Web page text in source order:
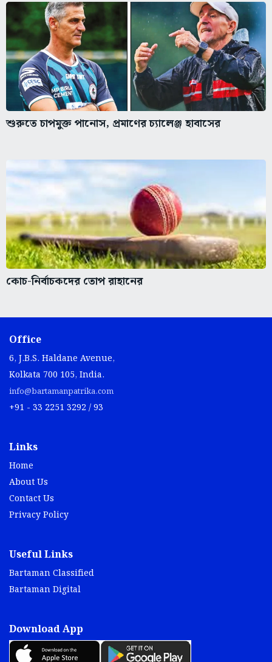
শুরুতে চাপমুক্ত পানোস, প্রমাণের চ্যালেঞ্জ হাবাসের
কোচ-নির্বাচকদের তোপ রাহানের
Office
6, J.B.S. Haldane Avenue,
Kolkata 700 105, India.
info@bartamanpatrika.com
+91 - 33 2251 3292 / 93
Links
Home
About Us
Contact Us
Privacy Policy
Useful Links
Bartaman Classified
Bartaman Digital
Download App